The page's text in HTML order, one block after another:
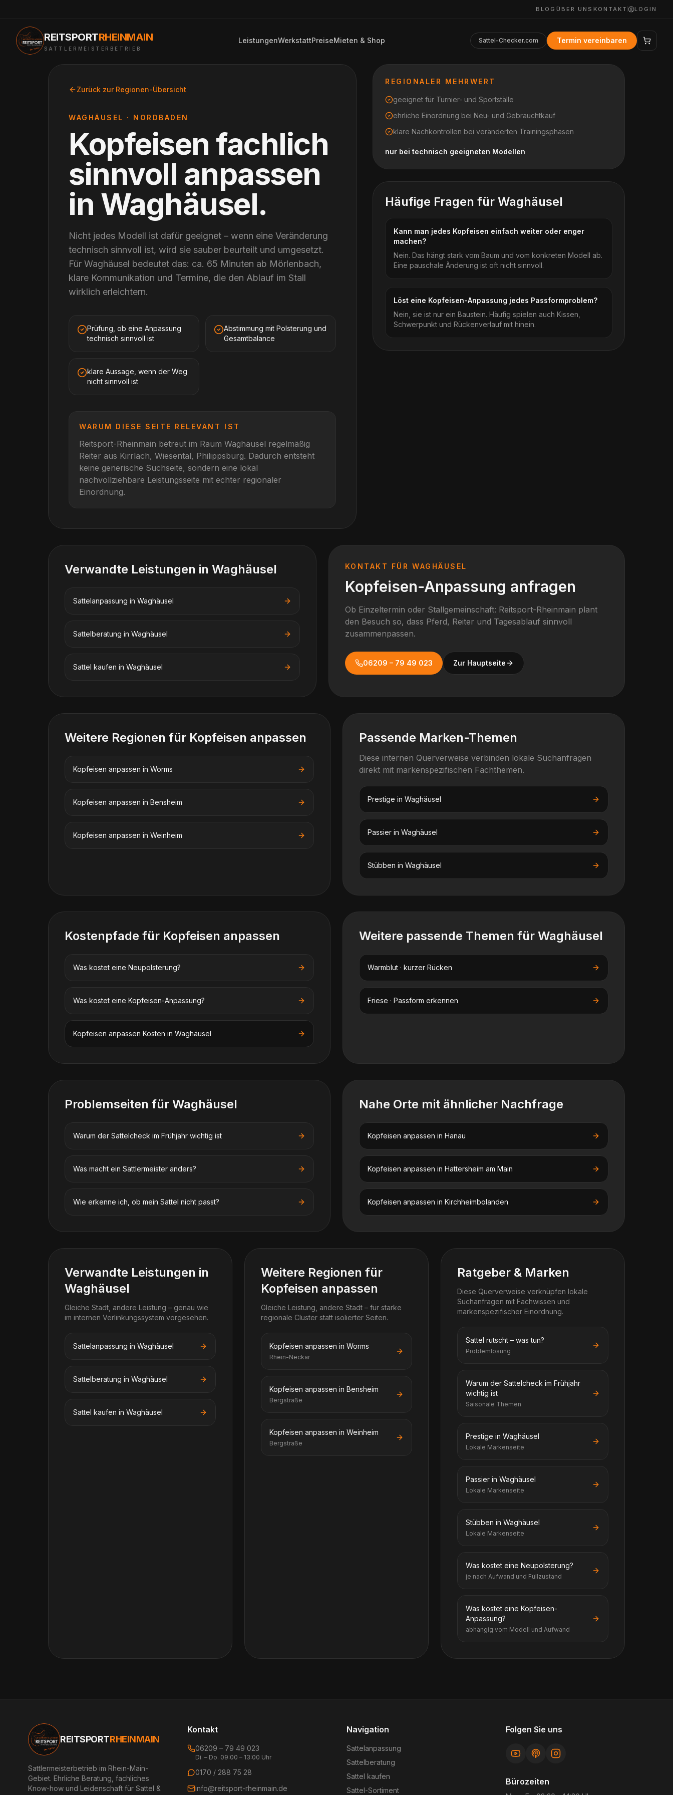
BLOG ÜBER UNS KONTAKT LOGIN
REITSPORTRHEINMAIN
SATTLERMEISTERBETRIEB
LeistungenWerkstattPreiseMieten & Shop Sattel-Checker.com Termin vereinbaren
Zurück zur Regionen-Übersicht
WAGHÄUSEL · NORDBADEN
Kopfeisen fachlich
sinnvoll anpassen
in Waghäusel.
Nicht jedes Modell ist dafür geeignet – wenn eine Veränderung
technisch sinnvoll ist, wird sie sauber beurteilt und umgesetzt.
Für Waghäusel bedeutet das: ca. 65 Minuten ab Mörlenbach,
klare Kommunikation und Termine, die den Ablauf im Stall
wirklich erleichtern.
Prüfung, ob eine Anpassung
technisch sinnvoll ist
Abstimmung mit Polsterung und
Gesamtbalance
klare Aussage, wenn der Weg
nicht sinnvoll ist
WARUM DIESE SEITE RELEVANT IST
Reitsport-Rheinmain betreut im Raum Waghäusel regelmäßig
Reiter aus Kirrlach, Wiesental, Philippsburg. Dadurch entsteht
keine generische Suchseite, sondern eine lokal
nachvollziehbare Leistungsseite mit echter regionaler
Einordnung.
REGIONALER MEHRWERT
geeignet für Turnier- und Sportställe
ehrliche Einordnung bei Neu- und Gebrauchtkauf
klare Nachkontrollen bei veränderten Trainingsphasen
nur bei technisch geeigneten Modellen
Häufige Fragen für Waghäusel
Kann man jedes Kopfeisen einfach weiter oder enger
machen?
Nein. Das hängt stark vom Baum und vom konkreten Modell ab.
Eine pauschale Änderung ist oft nicht sinnvoll.
Löst eine Kopfeisen-Anpassung jedes Passformproblem?
Nein, sie ist nur ein Baustein. Häufig spielen auch Kissen,
Schwerpunkt und Rückenverlauf mit hinein.
Verwandte Leistungen in Waghäusel
Sattelanpassung in Waghäusel
Sattelberatung in Waghäusel
Sattel kaufen in Waghäusel
KONTAKT FÜRWAGHÄUSEL
Kopfeisen-Anpassung anfragen
Ob Einzeltermin oder Stallgemeinschaft: Reitsport-Rheinmain plant
den Besuch so, dass Pferd, Reiter und Tagesablauf sinnvoll
zusammenpassen.
06209 – 79 49 023 Zur Hauptseite
Weitere Regionen für Kopfeisen anpassen
Kopfeisen anpassen in Worms
Kopfeisen anpassen in Bensheim
Kopfeisen anpassen in Weinheim
Passende Marken-Themen
Diese internen Querverweise verbinden lokale Suchanfragen
direkt mit markenspezifischen Fachthemen.
Prestige in Waghäusel
Passier in Waghäusel
Stübben in Waghäusel
Kostenpfade für Kopfeisen anpassen
Was kostet eine Neupolsterung?
Was kostet eine Kopfeisen-Anpassung?
Kopfeisen anpassen Kosten in Waghäusel
Weitere passende Themen für Waghäusel
Warmblut · kurzer Rücken
Friese · Passform erkennen
Problemseiten für Waghäusel
Warum der Sattelcheck im Frühjahr wichtig ist
Was macht ein Sattlermeister anders?
Wie erkenne ich, ob mein Sattel nicht passt?
Nahe Orte mit ähnlicher Nachfrage
Kopfeisen anpassen in Hanau
Kopfeisen anpassen in Hattersheim am Main
Kopfeisen anpassen in Kirchheimbolanden
Verwandte Leistungen in
Waghäusel
Gleiche Stadt, andere Leistung – genau wie
im internen Verlinkungssystem vorgesehen.
Sattelanpassung in Waghäusel
Sattelberatung in Waghäusel
Sattel kaufen in Waghäusel
Weitere Regionen für
Kopfeisen anpassen
Gleiche Leistung, andere Stadt – für starke
regionale Cluster statt isolierter Seiten.
Kopfeisen anpassen in Worms
Rhein-Neckar
Kopfeisen anpassen in Bensheim
Bergstraße
Kopfeisen anpassen in Weinheim
Bergstraße
Ratgeber & Marken
Diese Querverweise verknüpfen lokale
Suchanfragen mit Fachwissen und
markenspezifischer Einordnung.
Sattel rutscht – was tun?
Problemlösung
Warum der Sattelcheck im Frühjahr
wichtig ist
Saisonale Themen
Prestige in Waghäusel
Lokale Markenseite
Passier in Waghäusel
Lokale Markenseite
Stübben in Waghäusel
Lokale Markenseite
Was kostet eine Neupolsterung?
je nach Aufwand und Füllzustand
Was kostet eine Kopfeisen-
Anpassung?
abhängig vom Modell und Aufwand
REITSPORTRHEINMAIN
Sattlermeisterbetrieb im Rhein-Main-
Gebiet. Ehrliche Beratung, fachliches
Know-how und Leidenschaft für Sattel &
Kontakt
06209 – 79 49 023
Di. – Do. 09:00 – 13:00 Uhr
0170 / 288 75 28
info@reitsport-rheinmain.de
Navigation
Sattelanpassung
Sattelberatung
Sattel kaufen
Sattel-Sortiment
Folgen Sie uns
Bürozeiten